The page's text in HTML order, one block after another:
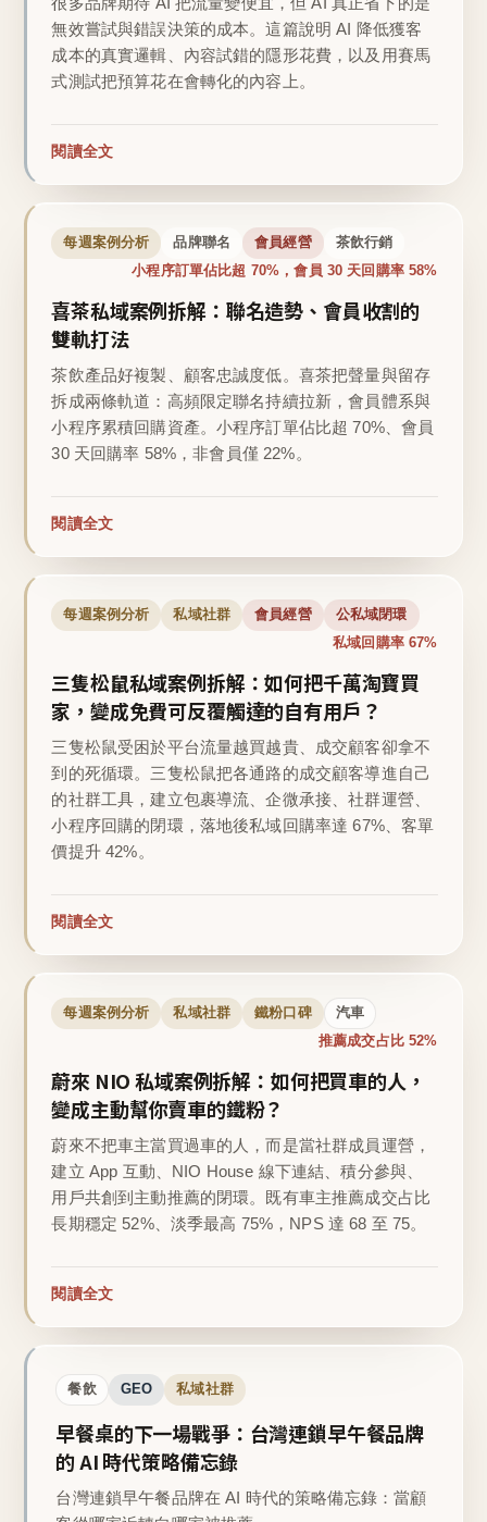
無效嘗試與錯誤決策的成本。這篇說明 AI 降低獲客
成本的真實邏輯、內容試錯的隱形花費，以及用賽馬
式測試把預算花在會轉化的內容上。
閱讀全文
每週案例分析 品牌聯名 會員經營 茶飲行銷
小程序訂單佔比超 70%，會員 30 天回購率 58%
喜茶私域案例拆解：聯名造勢、會員收割的
雙軌打法
茶飲產品好複製、顧客忠誠度低。喜茶把聲量與留存
拆成兩條軌道：高頻限定聯名持續拉新，會員體系與
小程序累積回購資產。小程序訂單佔比超 70%、會員
30 天回購率 58%，非會員僅 22%。
閱讀全文
每週案例分析 私域社群 會員經營 公私域閉環
私域回購率 67%
三隻松鼠私域案例拆解：如何把千萬淘寶買
家，變成免費可反覆觸達的自有用戶？
三隻松鼠受困於平台流量越買越貴、成交顧客卻拿不
到的死循環。三隻松鼠把各通路的成交顧客導進自己
的社群工具，建立包裹導流、企微承接、社群運營、
小程序回購的閉環，落地後私域回購率達 67%、客單
價提升 42%。
閱讀全文
每週案例分析 私域社群 鐵粉口碑 汽車
推薦成交占比 52%
蔚來 NIO 私域案例拆解：如何把買車的人，
變成主動幫你賣車的鐵粉？
蔚來不把車主當買過車的人，而是當社群成員運營，
建立 App 互動、NIO House 線下連結、積分參與、
用戶共創到主動推薦的閉環。既有車主推薦成交占比
長期穩定 52%、淡季最高 75%，NPS 達 68 至 75。
閱讀全文
餐飲 GEO 私域社群
早餐桌的下一場戰爭：台灣連鎖早午餐品牌
的 AI 時代策略備忘錄
台灣連鎖早午餐品牌在 AI 時代的策略備忘錄：當顧